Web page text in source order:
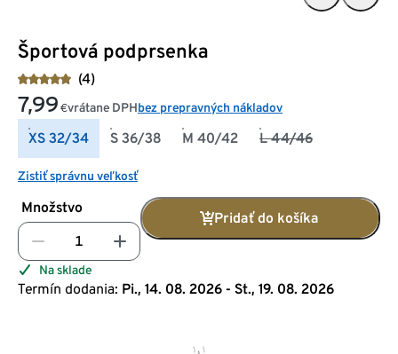
Športová podprsenka
(4)
7,99 €vrátane DPHbez prepravných nákladov
XS 32/34 S 36/38 M 40/42 L 44/46
Zistiť správnu veľkosť
Množstvo
Pridať do košíka
Na sklade
Termín dodania: Pi., 14. 08. 2026 - St., 19. 08. 2026